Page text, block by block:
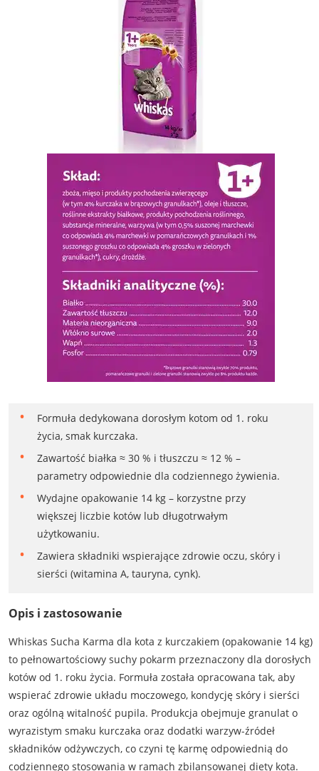
Formuła dedykowana dorosłym kotom od 1. roku
życia, smak kurczaka.
Zawartość białka ≈ 30 % i tłuszczu ≈ 12 % –
parametry odpowiednie dla codziennego żywienia.
Wydajne opakowanie 14 kg – korzystne przy
większej liczbie kotów lub długotrwałym
użytkowaniu.
Zawiera składniki wspierające zdrowie oczu, skóry i
sierści (witamina A, tauryna, cynk).
Opis i zastosowanie
Whiskas Sucha Karma dla kota z kurczakiem (opakowanie 14 kg)
to pełnowartościowy suchy pokarm przeznaczony dla dorosłych
kotów od 1. roku życia. Formuła została opracowana tak, aby
wspierać zdrowie układu moczowego, kondycję skóry i sierści
oraz ogólną witalność pupila. Produkcja obejmuje granulat o
wyrazistym smaku kurczaka oraz dodatki warzyw-źródeł
składników odżywczych, co czyni tę karmę odpowiednią do
codziennego stosowania w ramach zbilansowanej diety kota.